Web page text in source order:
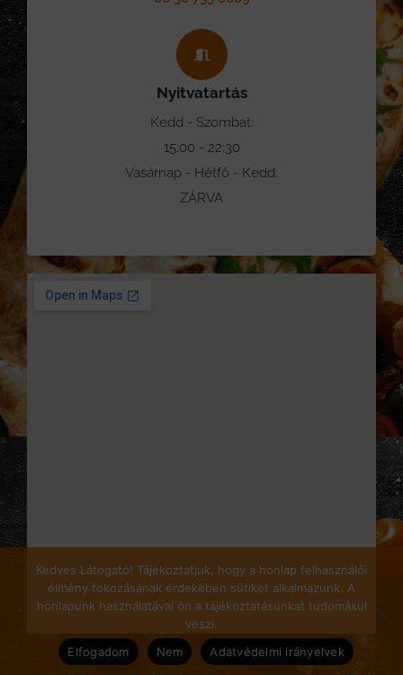
Nyitvatartás
Kedd - Szombat:
15:00 - 22:30
Vasárnap - Hétfő - Kedd:
ZÁRVA
Kedves Látogató! Tájékoztatjuk, hogy a honlap felhasználói
élmény fokozásának érdekében sütiket alkalmazunk. A
honlapunk használatával ön a tájékoztatásunkat tudomásul
veszi.
Elfogadom
Nem Adatvédelmi irányelvek